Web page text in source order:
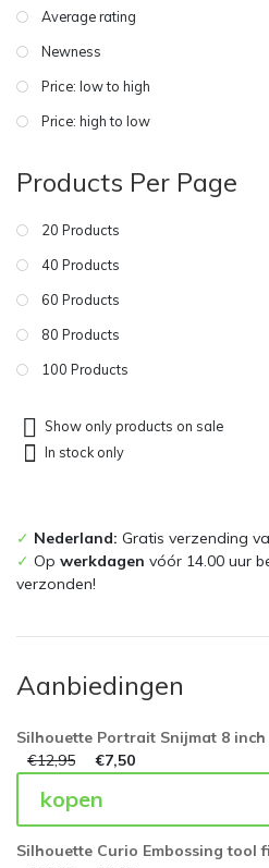
Average rating
Newness
Price: low to high
Price: high to low
Products Per Page
20 Products
40 Products
60 Products
80 Products
100 Products
Show only products on sale
In stock only
✓ Nederland: Gratis verzending
✓ Op werkdagen vóór 14.00 uur
verzonden!
Aanbiedingen
Silhouette Portrait Snijmat 8 inch
€12,95 €7,50
kopen
Silhouette Curio Embossing tool